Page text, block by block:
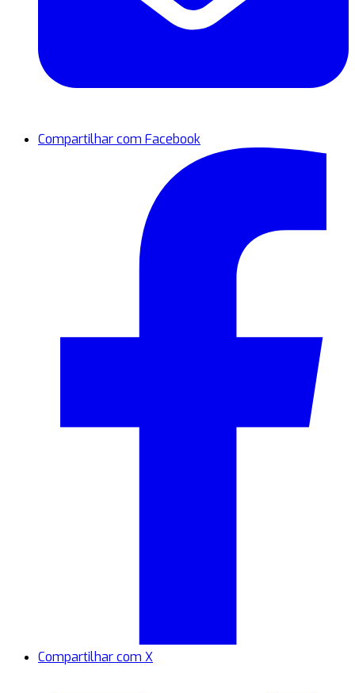
Compartilhar com Facebook
Compartilhar com X